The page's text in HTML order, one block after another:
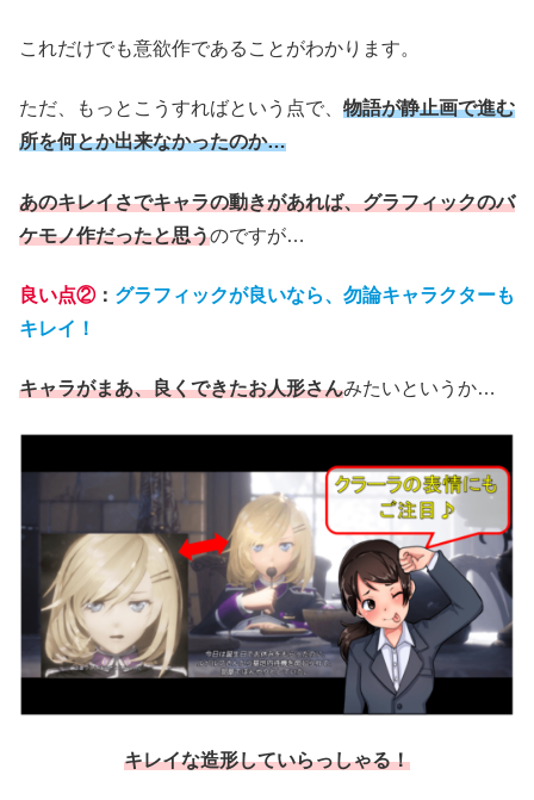
これだけでも意欲作であることがわかります。
ただ、もっとこうすればという点で、 物語が静止画で進む
所を何とか出来なかったのか…
あのキレイさでキャラの動きがあれば、グラフィックのバ
ケモノ作だったと思うのですが…
良い点②： グラフィックが良いなら、勿論キャラクターも
キレイ！
キャラがまあ、良くできたお人形さんみたいというか…
キレイな造形していらっしゃる！